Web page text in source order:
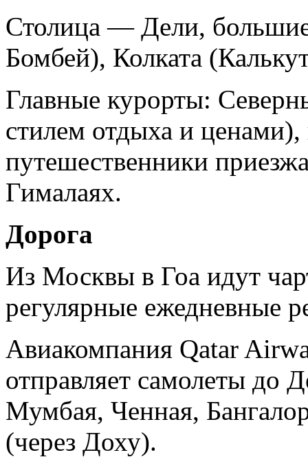
Столица — Дели,
Бомбей), Колката
Главные курорты:
стилем отдыха и
путешественники
Гималаях.
Дорога
Из Москвы в Гоа идут
регулярные ежедневные
Авиакомпания Qatar
отправляет самолеты до
Мумбая, Ченная,
(через Доху).